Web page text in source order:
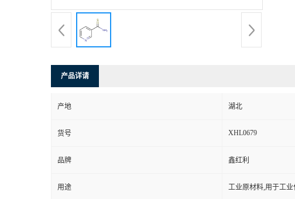
产品详请
产地 湖北
货号 XHL0679
品牌 鑫红利
用途 工业原材料,用于工业